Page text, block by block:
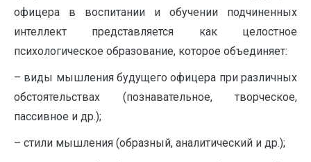
офицера в воспитании и обучении подчиненных
интеллект представляется как целостное
психологическое образование, которое объединяет:
– виды мышления будущего офицера при различных
обстоятельствах (познавательное, творческое,
пассивное и др.);
– стили мышления (образный, аналитический и др.);